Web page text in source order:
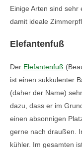
Einige Arten sind
damit ideale
Elefantenfuß
Der Elefantenfuß
ist einen sukkulenter
(daher der Name)
dazu, dass er im
einen absonnigen
gerne nach draußen.
kühler. Im gesamten